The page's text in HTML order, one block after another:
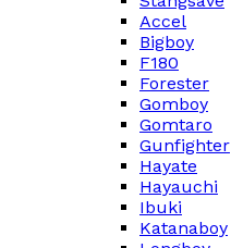
Accel
Bigboy
F180
Forester
Gomboy
Gomtaro
Gunfighter
Hayate
Hayauchi
Ibuki
Katanaboy